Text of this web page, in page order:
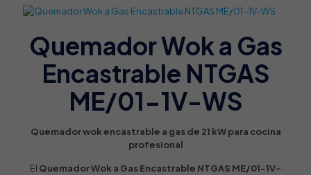
Quemador Wok a Gas
Encastrable NTGAS
ME/01-1V-WS
Quemador wok encastrable a gas de 21 kW para cocina
profesional
El Quemador Wok a Gas Encastrable NTGAS ME/01-1V-